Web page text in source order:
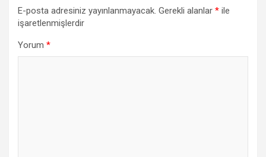
E-posta adresiniz yayınlanmayacak. Gerekli alanlar * ile
işaretlenmişlerdir
Yorum *